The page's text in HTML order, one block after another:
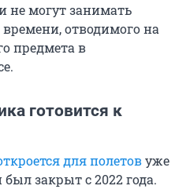
не могут занимать
времени, отводимого на
предмета в
готовится к
для полетовуже
закрыт с 2022 года.